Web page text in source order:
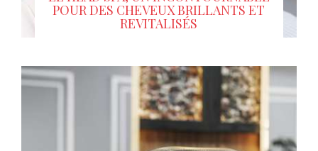
POUR DES CHEVEUX BRILLANTS ET
REVITALISÉS